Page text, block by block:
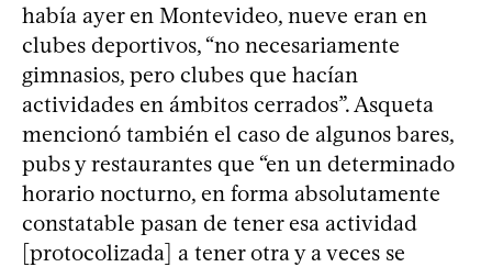
había ayer en Montevideo, nueve eran en
clubes deportivos, “no necesariamente
gimnasios, pero clubes que hacían
actividades en ámbitos cerrados”. Asqueta
mencionó también el caso de algunos bares,
pubs y restaurantes que “en un determinado
horario nocturno, en forma absolutamente
constatable pasan de tener esa actividad
[protocolizada] a tener otra y a veces se